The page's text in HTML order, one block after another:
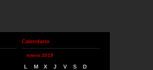
Calendario
enero 2019
L M X J V S D